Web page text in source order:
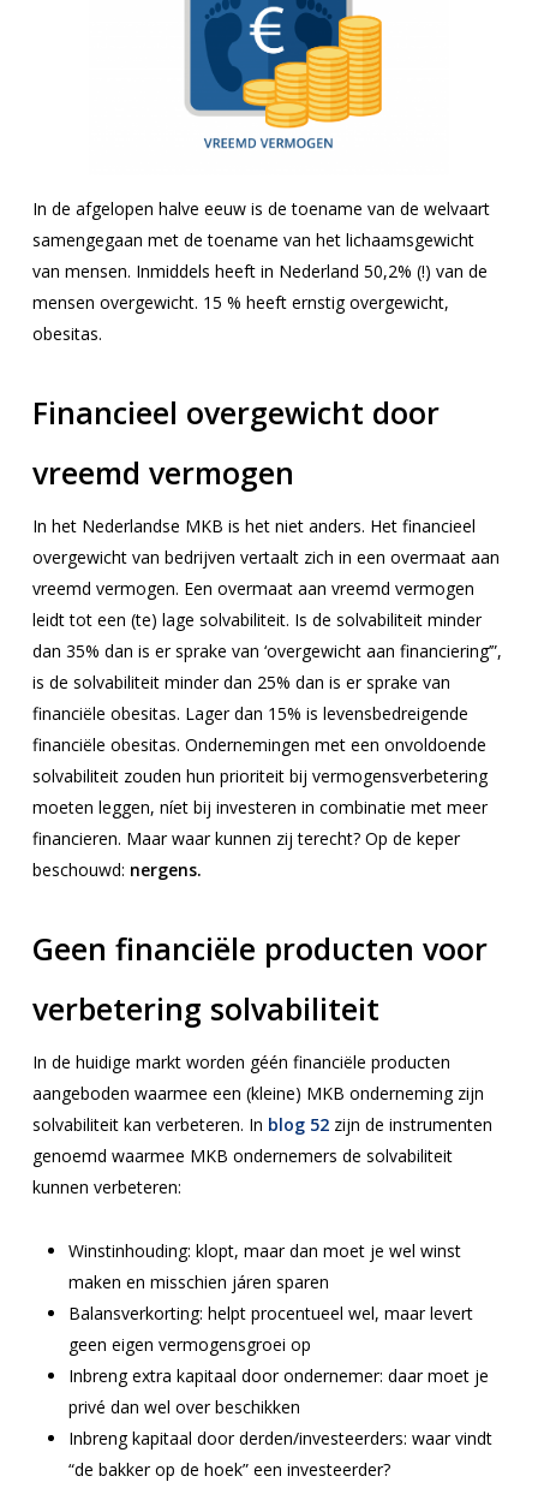
In de afgelopen halve eeuw is de toename van de welvaart
samengegaan met de toename van het lichaamsgewicht
van mensen. Inmiddels heeft in Nederland 50,2% (!) van de
mensen overgewicht. 15 % heeft ernstig overgewicht,
obesitas.
Financieel overgewicht door
vreemd vermogen
In het Nederlandse MKB is het niet anders. Het financieel
overgewicht van bedrijven vertaalt zich in een overmaat aan
vreemd vermogen. Een overmaat aan vreemd vermogen
leidt tot een (te) lage solvabiliteit. Is de solvabiliteit minder
dan 35% dan is er sprake van ‘overgewicht aan financiering’”,
is de solvabiliteit minder dan 25% dan is er sprake van
financiële obesitas. Lager dan 15% is levensbedreigende
financiële obesitas. Ondernemingen met een onvoldoende
solvabiliteit zouden hun prioriteit bij vermogensverbetering
moeten leggen, níet bij investeren in combinatie met meer
financieren. Maar waar kunnen zij terecht? Op de keper
beschouwd: nergens.
Geen financiële producten voor
verbetering solvabiliteit
In de huidige markt worden géén financiële producten
aangeboden waarmee een (kleine) MKB onderneming zijn
solvabiliteit kan verbeteren. In blog 52zijn de instrumenten
genoemd waarmee MKB ondernemers de solvabiliteit
kunnen verbeteren:
Winstinhouding: klopt, maar dan moet je wel winst
maken en misschien járen sparen
Balansverkorting: helpt procentueel wel, maar levert
geen eigen vermogensgroei op
Inbreng extra kapitaal door ondernemer: daar moet je
privé dan wel over beschikken
Inbreng kapitaal door derden/investeerders: waar vindt
“de bakker op de hoek” een investeerder?